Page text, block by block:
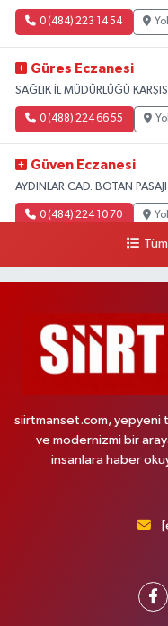
0 (484) 223 14 54
Güres Eczanesi
SAĞLIK İL MÜDÜRLÜĞÜ
0 (488) 224 66 55
Güven Eczanesi
AYDINLAR CAD. BOTAN
0 (484) 224 10 70
siirtmanset.com, yepyeni
ve modernizmi bir
insanlara haber